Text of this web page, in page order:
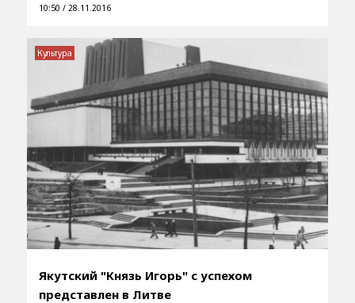
10:50 / 28.11.2016
Якутский "Князь Игорь" с успехом
представлен в Литве
Культура